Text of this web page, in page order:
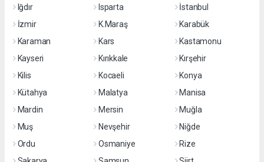
Iğdır
Isparta
İstanbul
İzmir
K.Maraş
Karabük
Karaman
Kars
Kastamonu
Kayseri
Kırıkkale
Kırşehir
Kilis
Kocaeli
Konya
Kütahya
Malatya
Manisa
Mardin
Mersin
Muğla
Muş
Nevşehir
Niğde
Ordu
Osmaniye
Rize